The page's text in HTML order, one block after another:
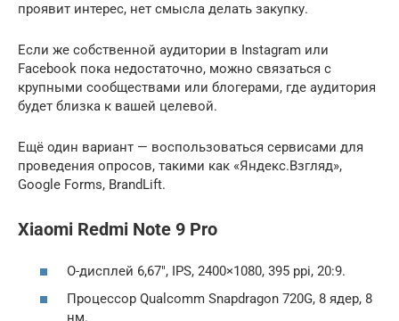
проявит интерес, нет смысла делать закупку.
Если же собственной аудитории в Instagram или
Facebook пока недостаточно, можно связаться с
крупными сообществами или блогерами, где аудитория
будет близка к вашей целевой.
Ещё один вариант — воспользоваться сервисами для
проведения опросов, такими как «Яндекс.Взгляд»,
Google Forms, BrandLift.
Xiaomi Redmi Note 9 Pro
O-дисплей 6,67″, IPS, 2400×1080, 395 ppi, 20:9.
Процессор Qualcomm Snapdragon 720G, 8 ядер, 8
нм.